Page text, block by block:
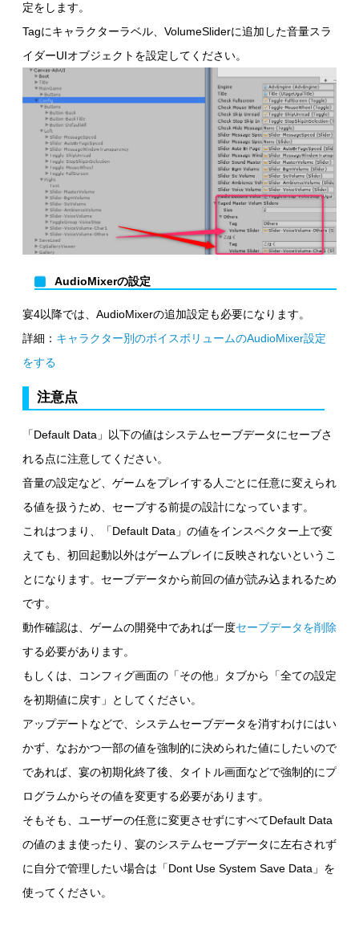
定をします。
Tagにキャラクターラベル、VolumeSliderに追加した音量スラ
イダーUIオブジェクトを設定してください。
AudioMixerの設定
宴4以降では、AudioMixerの追加設定も必要になります。
詳細： キャラクター別のボイスボリュームのAudioMixer設定
をする
注意点
「Default Data」以下の値はシステムセーブデータにセーブさ
れる点に注意してください。
音量の設定など、ゲームをプレイする人ごとに任意に変えられ
る値を扱うため、セーブする前提の設計になっています。
これはつまり、「Default Data」の値をインスペクター上で変
えても、初回起動以外はゲームプレイに反映されないというこ
とになります。セーブデータから前回の値が読み込まれるため
です。
動作確認は、ゲームの開発中であれば一度セーブデータを削除
する必要があります。
もしくは、コンフィグ画面の「その他」タブから「全ての設定
を初期値に戻す」としてください。
アップデートなどで、システムセーブデータを消すわけにはい
かず、なおかつ一部の値を強制的に決められた値にしたいので
であれば、宴の初期化終了後、タイトル画面などで強制的にプ
ログラムからその値を変更する必要があります。
そもそも、ユーザーの任意に変更させずにすべてDefault Data
の値のまま使ったり、宴のシステムセーブデータに左右されず
に自分で管理したい場合は「Dont Use System Save Data」を
使ってください。